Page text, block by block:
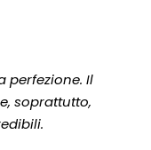
perfezione. Il
soprattutto,